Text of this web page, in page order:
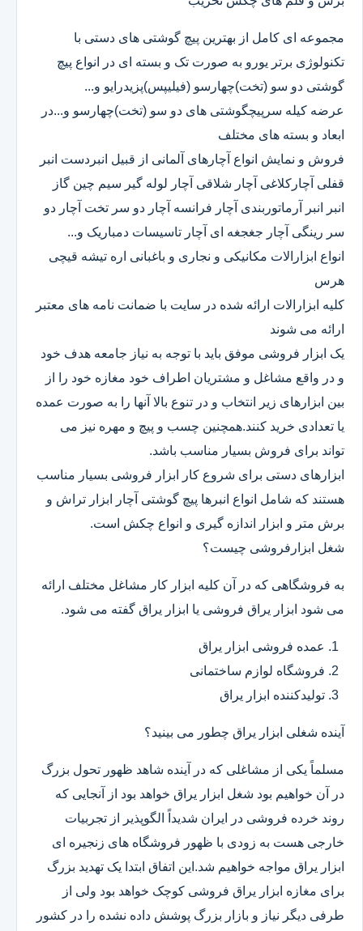
مجموعه ای کامل از بهترین پیچ گوشتی های دستی با
تکنولوژی برتر یورو به صورت تک و بسته ای در انواع پیچ
گوشتی دو سو (تخت)چهارسو (فیلیپس)پزیدرایو و...
عرضه کیله سرپیچگوشتی های دو سو (تخت)چهارسو و...در
ابعاد و بسته های مختلف
فروش و نمایش انواع آچارهای آلمانی از قبیل انبردست انبر
قفلی آچارکلاغی آچار شلاقی آچار لوله گیر سیم چین گاز
انبر انبر آرماتوربندی آچار فرانسه آچار دو سر تخت آچار دو
سر رینگی آچار جغجغه ای آچار تاسیسات دمباریک و...
انواع ابزارالات مکانیکی و نجاری و باغبانی اره تیشه قیچی
هرس
کلیه ابزارالات ارائه شده در سایت با ضمانت نامه های معتبر
ارائه می شوند
یک ابزار فروشی موفق باید با توجه به نیاز جامعه هدف خود
و در واقع مشاغل و مشتریان اطراف خود مغازه خود را از
بین ابزارهای زیر انتخاب و در تنوع بالا آنها را به صورت عمده
یا تعدادی خرید کنند.همچنین چسب و پیچ و مهره نیز می
تواند برای فروش بسیار مناسب باشد.
ابزارهای دستی برای شروع کار ابزار فروشی بسیار مناسب
هستند که شامل انواع انبرها پیچ گوشتی آچار ابزار تراش و
برش متر و ابزار اندازه گیری و انواع چکش است.
شغل ابزارفروشی چیست؟
به فروشگاهی که در آن کلیه ابزار کار مشاغل مختلف ارائه
می شود ابزار یراق فروشی یا ابزار یراق گفته می شود.
عمده فروشی ابزار یراق
فروشگاه لوازم ساختمانی
تولیدکننده ابزار یراق
آینده شغلی ابزار یراق چطور می بینید؟
مسلماً یکی از مشاغلی که در آینده شاهد ظهور تحول بزرگ
در آن خواهیم بود شغل ابزار یراق خواهد بود از آنجایی که
روند خرده فروشی در ایران شدیداً الگوپذیر از تجربیات
خارجی هست به زودی با ظهور فروشگاه های زنجیره ای
ابزار یراق مواجه خواهیم شد.این اتفاق ابتدا یک تهدید بزرگ
برای مغازه ابزار یراق فروشی کوچک خواهد بود ولی از
طرفی دیگر نیاز و بازار بزرگ پوشش داده نشده را در کشور